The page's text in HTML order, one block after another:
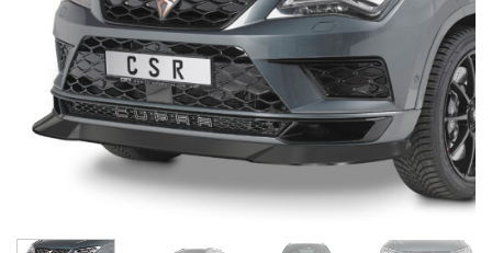
Ajouter
à la
wishlist